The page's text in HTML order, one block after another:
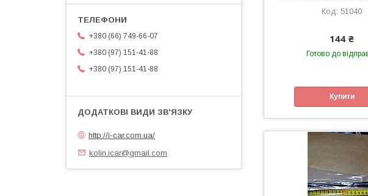
51040
144 ₴
Готово до
Купити
+380 (66) 749-66-07
+380 (97) 151-41-88
+380 (97) 151-41-88
http://i-car.com.ua/
kolin.icar@gmail.com